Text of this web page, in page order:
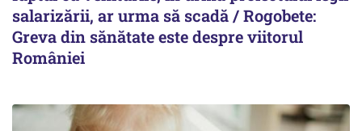
salarizării, ar urma să scadă / Rogobete:
Greva din sănătate este despre viitorul
României